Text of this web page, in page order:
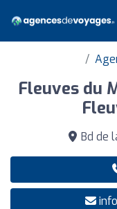
Fleuves du
Bd de